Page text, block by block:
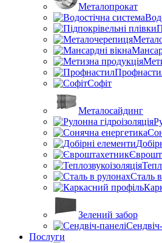
Металопрокат
Софіт
Металосайдинг
Сталь
Зелений забор
Послуги